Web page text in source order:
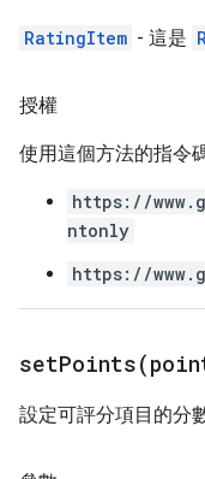
RatingItem - 這是
授權
使用這個方法的指令
https://
ntonly
https://
setPoints(
設定可評分項目的分